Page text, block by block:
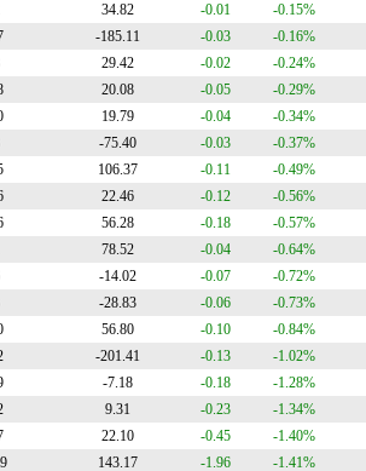
34.82 -0.01 -0.15%
-185.11 -0.03 -0.16%
29.42 -0.02 -0.24%
20.08 -0.05 -0.29%
19.79 -0.04 -0.34%
-75.40 -0.03 -0.37%
106.37 -0.11 -0.49%
22.46 -0.12 -0.56%
56.28 -0.18 -0.57%
78.52 -0.04 -0.64%
-14.02 -0.07 -0.72%
-28.83 -0.06 -0.73%
56.80 -0.10 -0.84%
-201.41 -0.13 -1.02%
-7.18 -0.18 -1.28%
9.31 -0.23 -1.34%
22.10 -0.45 -1.40%
143.17 -1.96 -1.41%